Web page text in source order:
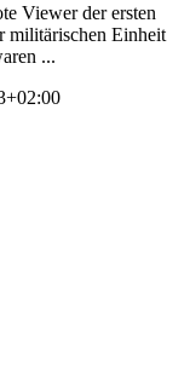
Viewer der ersten
militärischen Einheit
...